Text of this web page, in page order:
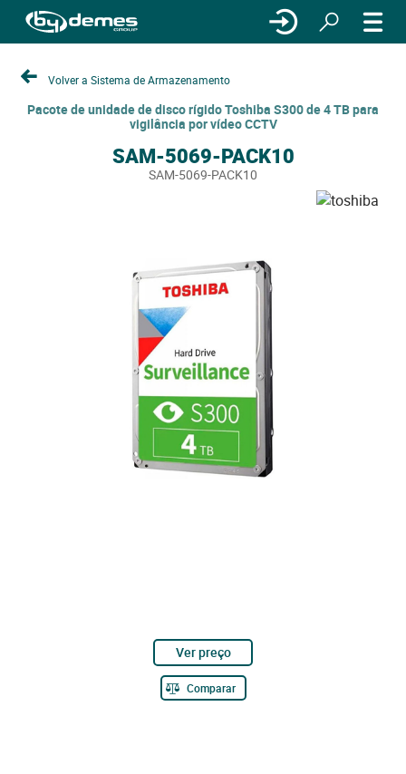
Volver a Sistema de Armazenamento
Pacote de unidade de disco rígido Toshiba S300 de 4 TB para
vigilância por vídeo CCTV
SAM-5069-PACK10
SAM-5069-PACK10
Ver preço
Comparar